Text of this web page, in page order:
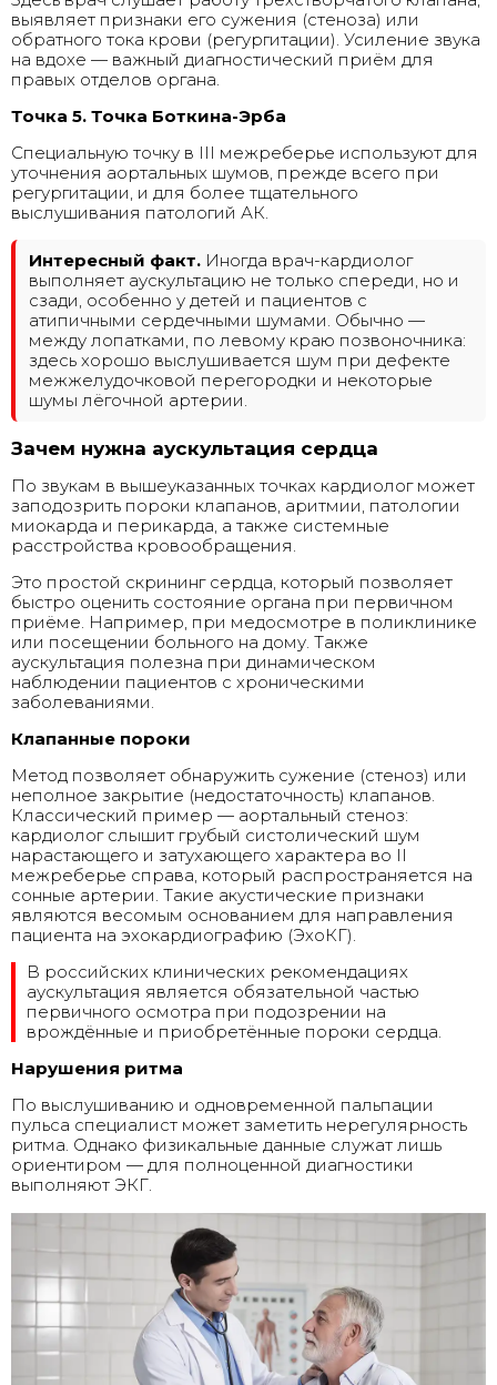
выявляет признаки его сужения (стеноза) или
обратного тока крови (регургитации). Усиление звука
на вдохе — важный диагностический приём для
правых отделов органа.
Точка 5. Точка Боткина-Эрба
Специальную точку в III межреберье используют для
уточнения аортальных шумов, прежде всего при
регургитации, и для более тщательного
выслушивания патологий АК.
Интересный факт. Иногда врач-кардиолог
выполняет аускультацию не только спереди, но и
сзади, особенно у детей и пациентов с
атипичными сердечными шумами. Обычно —
между лопатками, по левому краю позвоночника:
здесь хорошо выслушивается шум при дефекте
межжелудочковой перегородки и некоторые
шумы лёгочной артерии.
Зачем нужна аускультация сердца
По звукам в вышеуказанных точках кардиолог может
заподозрить пороки клапанов, аритмии, патологии
миокарда и перикарда, а также системные
расстройства кровообращения.
Это простой скрининг сердца, который позволяет
быстро оценить состояние органа при первичном
приёме. Например, при медосмотре в поликлинике
или посещении больного на дому. Также
аускультация полезна при динамическом
наблюдении пациентов с хроническими
заболеваниями.
Клапанные пороки
Метод позволяет обнаружить сужение (стеноз) или
неполное закрытие (недостаточность) клапанов.
Классический пример — аортальный стеноз:
кардиолог слышит грубый систолический шум
нарастающего и затухающего характера во II
межреберье справа, который распространяется на
сонные артерии. Такие акустические признаки
являются весомым основанием для направления
пациента на эхокардиографию (ЭхоКГ).
В российских клинических рекомендациях
аускультация является обязательной частью
первичного осмотра при подозрении на
врождённые и приобретённые пороки сердца.
Нарушения ритма
По выслушиванию и одновременной пальпации
пульса специалист может заметить нерегулярность
ритма. Однако физикальные данные служат лишь
ориентиром — для полноценной диагностики
выполняют ЭКГ.